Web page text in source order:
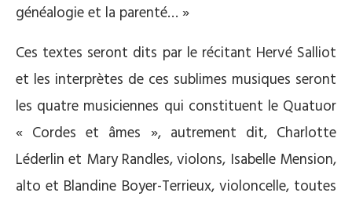
généalogie et la parenté… »
Ces textes seront dits par le récitant Hervé Salliot
et les interprètes de ces sublimes musiques seront
les quatre musiciennes qui constituent le Quatuor
« Cordes et âmes », autrement dit, Charlotte
Léderlin et Mary Randles, violons, Isabelle Mension,
alto et Blandine Boyer-Terrieux, violoncelle, toutes